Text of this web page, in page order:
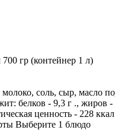
гр (контейнер 1 л)
соль, сыр, масло
белков - 9,3 г ., жиров -
ценность - 228 ккал
Выберите 1 блюдо